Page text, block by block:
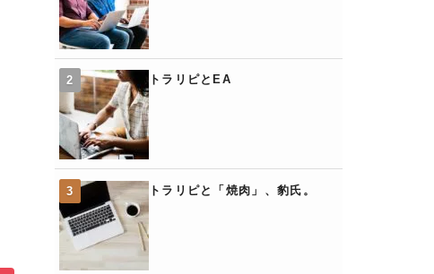
トラリピとEA
トラリピと「焼肉」、豹氏。